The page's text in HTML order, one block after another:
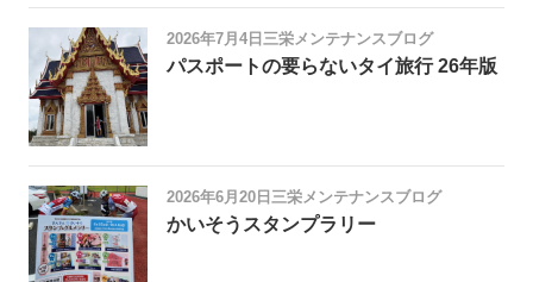
2026年7月4日 三栄メンテナンスブログ
パスポートの要らないタイ旅行 26年版
2026年6月20日 三栄メンテナンスブログ
かいそうスタンプラリー